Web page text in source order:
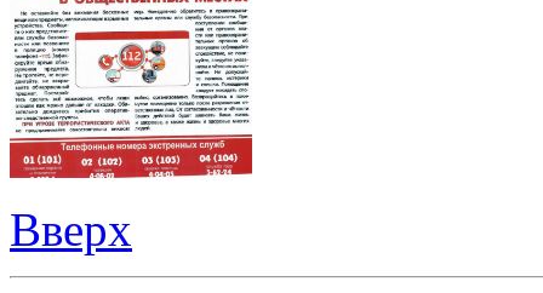
Вверх
Главное содержание